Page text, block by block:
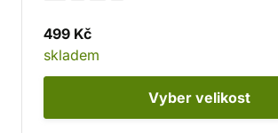
499 Kč
skladem
Vyber velikost